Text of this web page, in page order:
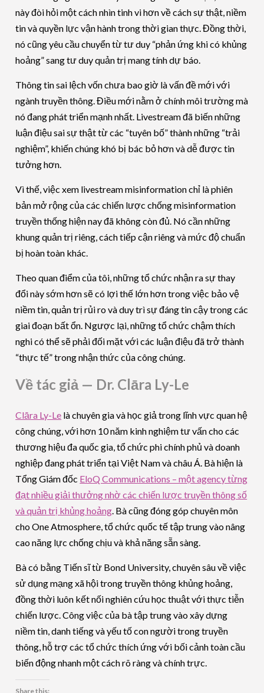
này đòi hỏi một cách nhìn tinh vi hơn về cách sự thật, niềm
tin và quyền lực vận hành trong thời gian thực. Đồng thời,
nó cũng yêu cầu chuyển từ tư duy “phản ứng khi có khủng
hoảng” sang tư duy quản trị mang tính dự báo.
Thông tin sai lệch vốn chưa bao giờ là vấn đề mới với
ngành truyền thông. Điều mới nằm ở chính môi trường mà
nó đang phát triển mạnh nhất. Livestream đã biến những
luận điệu sai sự thật từ các “tuyên bố” thành những “trải
nghiệm”, khiến chúng khó bị bác bỏ hơn và dễ được tin
tưởng hơn.
Vì thế, việc xem livestream misinformation chỉ là phiên
bản mở rộng của các chiến lược chống misinformation
truyền thống hiện nay đã không còn đủ. Nó cần những
khung quản trị riêng, cách tiếp cận riêng và mức độ chuẩn
bị hoàn toàn khác.
Theo quan điểm của tôi, những tổ chức nhận ra sự thay
đổi này sớm hơn sẽ có lợi thế lớn hơn trong việc bảo vệ
niềm tin, quản trị rủi ro và duy trì sự đáng tin cậy trong các
giai đoạn bất ổn. Ngược lại, những tổ chức chậm thích
nghi có thể sẽ phải đối mặt với các luận điệu đã trở thành
“thực tế” trong nhận thức của công chúng.
Về tác giả — Dr. Clāra Ly-Le
Clāra Ly-Le là chuyên gia và học giả trong lĩnh vực quan hệ
công chúng, với hơn 10 năm kinh nghiệm tư vấn cho các
thương hiệu đa quốc gia, tổ chức phi chính phủ và doanh
nghiệp đang phát triển tại Việt Nam và châu Á. Bà hiện là
Tổng Giám đốc EloQ Communications – một agency từng
đạt nhiều giải thưởng nhờ các chiến lược truyền thông số
và quản trị khủng hoảng . Bà cũng đóng góp chuyên môn
cho One Atmosphere, tổ chức quốc tế tập trung vào nâng
cao năng lực chống chịu và khả năng sẵn sàng.
Bà có bằng Tiến sĩ từ Bond University, chuyên sâu về việc
sử dụng mạng xã hội trong truyền thông khủng hoảng,
đồng thời luôn kết nối nghiên cứu học thuật với thực tiễn
chiến lược. Công việc của bà tập trung vào xây dựng
niềm tin, danh tiếng và yếu tố con người trong truyền
thông, hỗ trợ các tổ chức thích ứng với bối cảnh toàn cầu
biến động nhanh một cách rõ ràng và chính trực.
Share this: